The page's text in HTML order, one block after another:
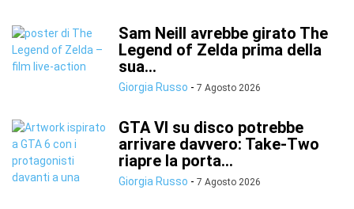
Sam Neill avrebbe girato The
Legend of Zelda prima della
sua...
Giorgia Russo - 7 Agosto 2026
GTA VI su disco potrebbe
arrivare davvero: Take-Two
riapre la porta...
Giorgia Russo - 7 Agosto 2026